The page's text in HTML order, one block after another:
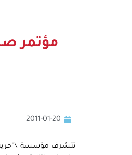
مؤتمر
2011-01-20